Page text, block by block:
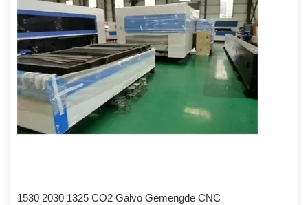
1530 2030 1325 CO2 Galvo Gemengde CNC